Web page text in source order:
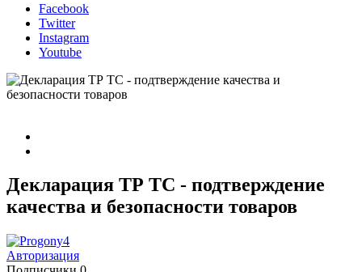
Facebook
Twitter
Instagram
Youtube
Декларация ТР ТС - подтверждение
качества и безопасности товаров
Авторизация